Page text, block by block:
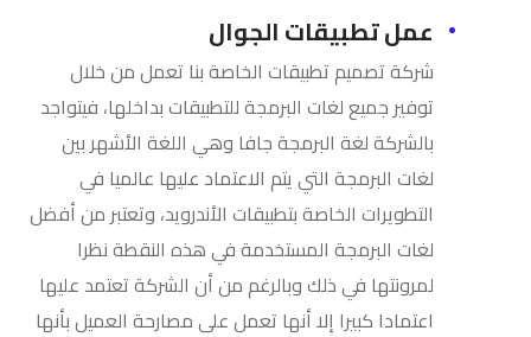
عمل تطبيقات الجوال
شركة تصميم تطبيقات الخاصة بنا تعمل من خلال
توفير جميع لغات البرمجة للتطبيقات بداخلها، فيتواجد
بالشركة لغة البرمجة جافا وهي اللغة الأشهر بين
لغات البرمجة التي يتم الاعتماد عليها عالميا في
التطويرات الخاصة بتطبيقات الأندرويد، وتعتبر من أفضل
لغات البرمجة المستخدمة في هذه النقطة نظرا
لمرونتها في ذلك وبالرغم من أن الشركة تعتمد عليها
اعتمادا كبيرا إلا أنها تعمل على مصارحة العميل بأنها